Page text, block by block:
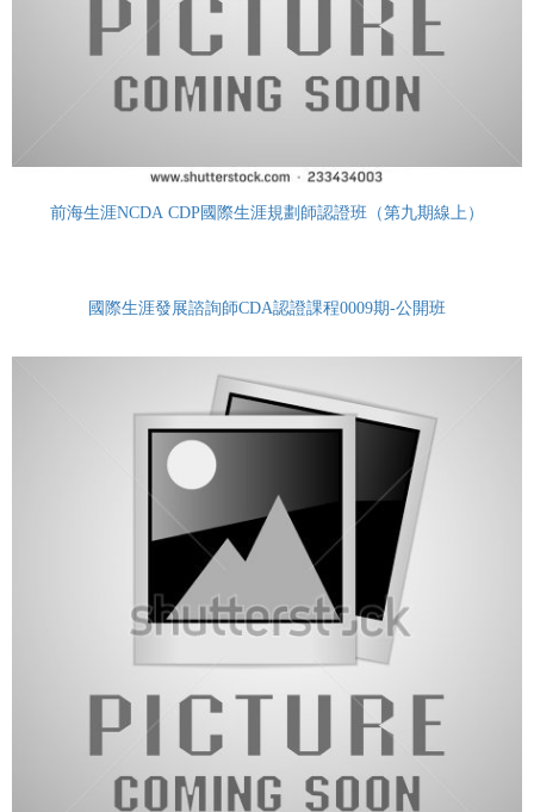
前海生涯NCDA CDP國際生涯規劃師認證班（第九期線上）
國際生涯發展諮詢師CDA認證課程0009期-公開班